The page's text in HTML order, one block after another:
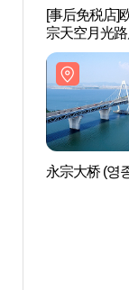
[事后免税店]
宗天空月光
영 영종하늘
永宗大桥 (영